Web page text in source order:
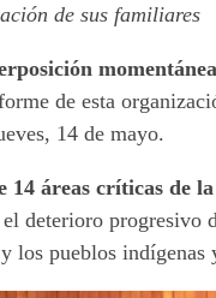
de sus familiares
de esta
14 de mayo.
áreas críticas de
deterioro progresivo
los pueblos